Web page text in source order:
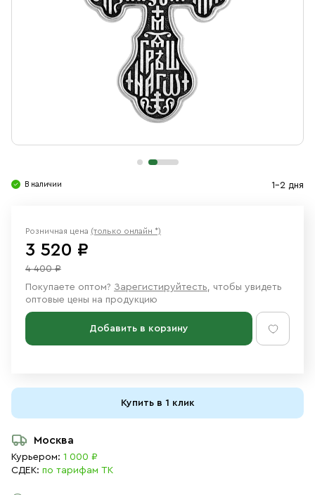
В наличии 1-2 дня
Розничная цена (только онлайн *)
3 520 ₽
4 400 ₽
Покупаете оптом? Зарегистируйтесть, чтобы увидеть
оптовые цены на продукцию
Добавить в корзину
Купить в 1 клик
Москва
Курьером: 1 000 ₽
СДЕК: по тарифам ТК